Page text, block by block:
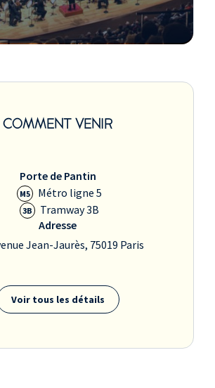
COMMENT VENIR
Porte de Pantin
M5 Métro ligne 5
3B
Tramway 3B
Adresse
Jean-Jaurès, 75019 Paris
Voir tous les détails